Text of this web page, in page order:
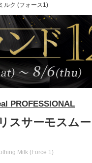
ルク (フォース1)
PROFESSIONAL
スサーモスム
Milk (Force 1)